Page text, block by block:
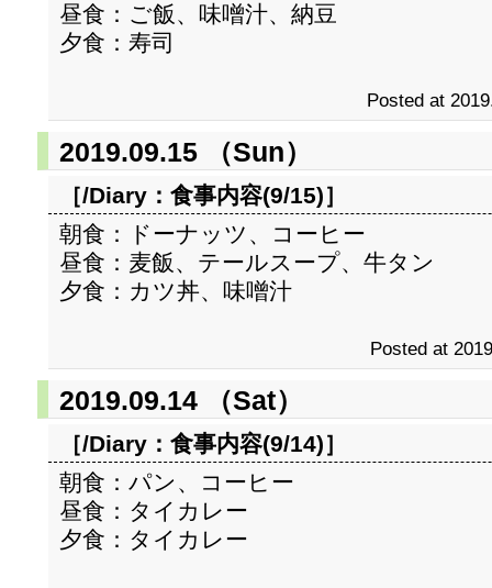
昼食：ご飯、味噌汁、納豆
夕食：寿司
Posted at
2019.09.15 （Sun）
［/Diary： 食事内容(9/15)］
朝食：ドーナッツ、コーヒー
昼食：麦飯、テールスープ、牛タン
夕食：カツ丼、味噌汁
Posted at
2019.09.14 （Sat）
［/Diary： 食事内容(9/14)］
朝食：パン、コーヒー
昼食：タイカレー
夕食：タイカレー